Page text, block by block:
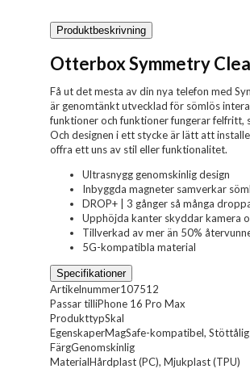
Produktbeskrivning
Otterbox Symmetry
Få ut det mesta av din nya telefon med
är genomtänkt utvecklad för sömlös
funktioner och funktioner fungerar
Och designen i ett stycke är lätt att
offra ett uns av stil eller funktionalitet.
Ultrasnygg genomskinlig design
Inbyggda magneter samverkar
DROP+ | 3 gånger så många
Upphöjda kanter skyddar kamera
Tillverkad av mer än 50%
5G-kompatibla material
Specifikationer
Artikelnummer107512
Passar tilliPhone 16 Pro Max
ProdukttypSkal
EgenskaperMagSafe-kompatibel, Stöttålig
FärgGenomskinlig
MaterialHårdplast (PC), Mjukplast (TPU)